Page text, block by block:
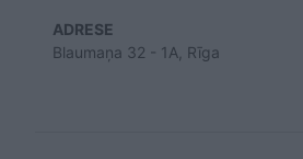
ADRESE
Blaumaņa 32 - 1A, Rīga